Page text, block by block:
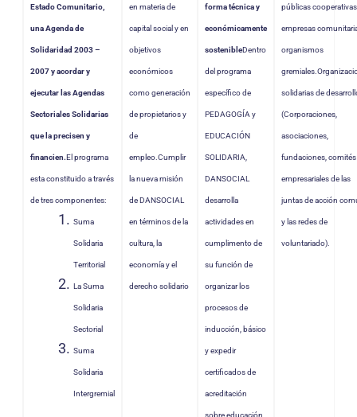
Estado Comunitario,
una Agenda de
Solidaridad 2003 –
2007 y acordar y
ejecutar las Agendas
Sectoriales Solidarias
que la precisen y
financien.El programa
esta constituido a través
de tres componentes:
Suma
Solidaria
Territorial
La Suma
Solidaria
Sectorial
Suma
Solidaria
Intergremial
en materia de
capital social y en
objetivos
económicos
como generación
de propietarios y
de
empleo.Cumplir
la nueva misión
de DANSOCIAL
en términos de la
cultura, la
economía y el
derecho solidario
forma técnica y
económicamente
sostenibleDentro
del programa
específico de
PEDAGOGÍA y
EDUCACIÓN
SOLIDARIA,
DANSOCIAL
desarrolla
actividades en
cumplimento de
su función de
organizar los
procesos de
inducción, básico
y expedir
certificados de
acreditación
sobre educación
públicas
empresas
organismos
solidarias de
(Corporaciones,
asociaciones,
fundaciones, comités
empresariales de las
juntas de acción
y las redes de
voluntariado).